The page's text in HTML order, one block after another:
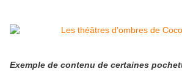
Exemple de contenu de certaines